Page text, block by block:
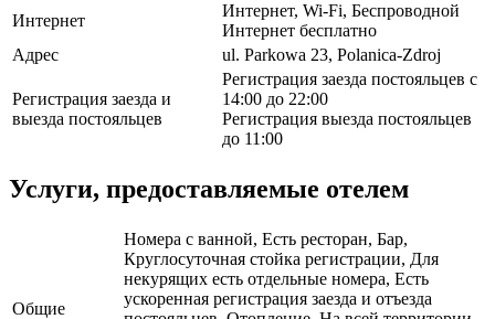
Интернет
Интернет, Wi-Fi, Беспроводной
Интернет бесплатно
Адрес
ul. Parkowa 23, Polanica-Zdroj
Регистрация заезда и
выезда постояльцев
Регистрация заезда постояльцев с
14:00 до 22:00
Регистрация выезда постояльцев
до 11:00
Услуги, предоставляемые отелем
Общие
Номера с ванной, Есть ресторан, Бар,
Круглосуточная стойка регистрации, Для
некурящих есть отдельные номера, Есть
ускоренная регистрация заезда и отъезда